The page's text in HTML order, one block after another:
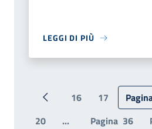
LEGGI DI PIÙ
Pagina precedente
16 17
20
... Pagina 36